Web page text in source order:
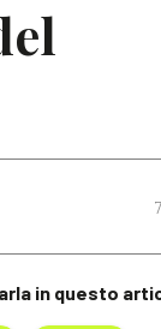
in questo